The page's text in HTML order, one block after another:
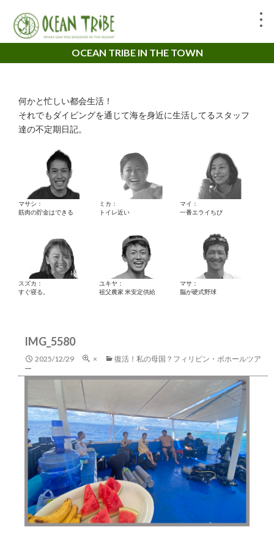
OCEAN TRIBE IN THE TOWN
何かと忙しい都会生活！
それでもダイビングを通じて海を身近に生活してるスタッフ
達の不定期日記。
マサシ：
筋肉の貯金はできる
ミカ：
トイレ近い
マイ：
一番エライちび
スズカ：
すぐ寝る。
ユキヤ：
祖父農家 米安定供給
マサ：
脳が硬式野球
IMG_5580
2025/12/29 ×
復活！私の母国？フィリピン・ボホールツア
ー